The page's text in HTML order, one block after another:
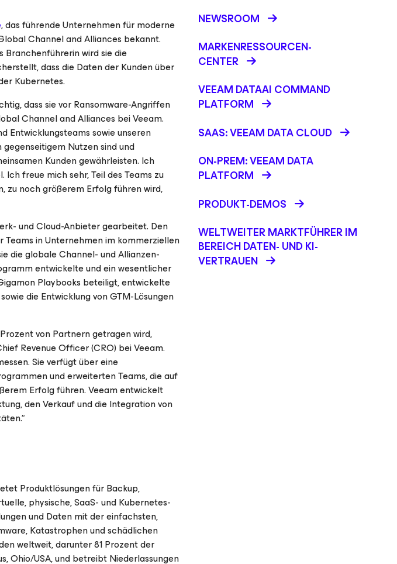
, das führende Unternehmen für moderne
Channel and Alliances bekannt.
wird sie die
dass die Daten der Kunden über
Kubernetes.
dass sie vor Ransomware-Angriffen
Channel and Alliances bei Veeam.
Entwicklungsteams sowie unseren
Nutzen sind und
Kunden gewährleisten. Ich
freue mich sehr, Teil des Teams zu
zu noch größerem Erfolg führen wird,
und Cloud-Anbieter gearbeitet. Den
in Unternehmen im kommerziellen
die globale Channel- und Allianzen-
entwickelte und ein wesentlicher
Playbooks beteiligt, entwickelte
die Entwicklung von GTM-Lösungen
von Partnern getragen wird,
Revenue Officer (CRO) bei Veeam.
Sie verfügt über eine
und erweiterten Teams, die auf
Erfolg führen. Veeam entwickelt
den Verkauf und die Integration von
Produktlösungen für Backup,
physische, SaaS- und Kubernetes-
und Daten mit der einfachsten,
Katastrophen und schädlichen
weltweit, darunter 81 Prozent der
Ohio/USA, und betreibt Niederlassungen
NEWSROOM
MARKENRESSOURCEN-
CENTER
VEEAM DATAAI COMMAND
PLATFORM
SAAS: VEEAM DATA CLOUD
ON-PREM: VEEAM DATA
PLATFORM
PRODUKT-DEMOS
WELTWEITER MARKTFÜHRER IM
BEREICH DATEN- UND KI-
VERTRAUEN